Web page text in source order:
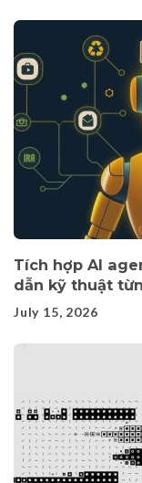
Tích hợp AI
dẫn kỹ thuật
July 15, 2026